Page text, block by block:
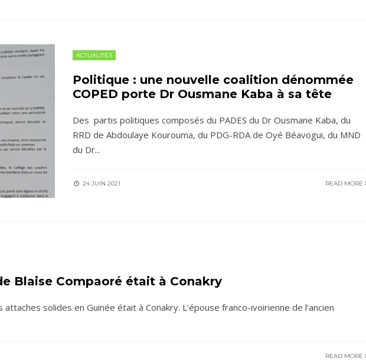
ACTUALITÉS
Politique : une nouvelle coalition dénommée
COPED porte Dr Ousmane Kaba à sa tête
Des partis politiques composés du PADES du Dr Ousmane Kaba, du
RRD de Abdoulaye Kourouma, du PDG-RDA de Oyé Béavogui, du MND
du Dr...
24 JUIN 2021 READ MORE
Blaise Compaoré était à Conakry
attaches solides en Guinée était à Conakry. L’épouse franco-ivoirienne de l’ancien
READ MORE